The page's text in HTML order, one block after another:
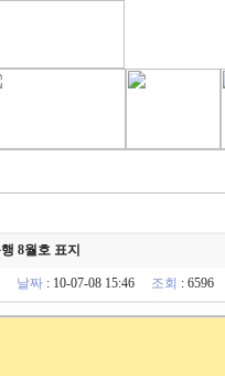
8월호 표지
날짜: 10-07-08 15:46 조회 :